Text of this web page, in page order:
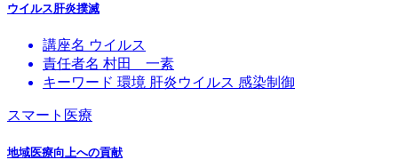
ウイルス肝炎撲滅
講座名 ウイルス
責任者名 村田 一素
キーワード 環境 肝炎ウイルス 感染制御
スマート医療
地域医療向上への貢献